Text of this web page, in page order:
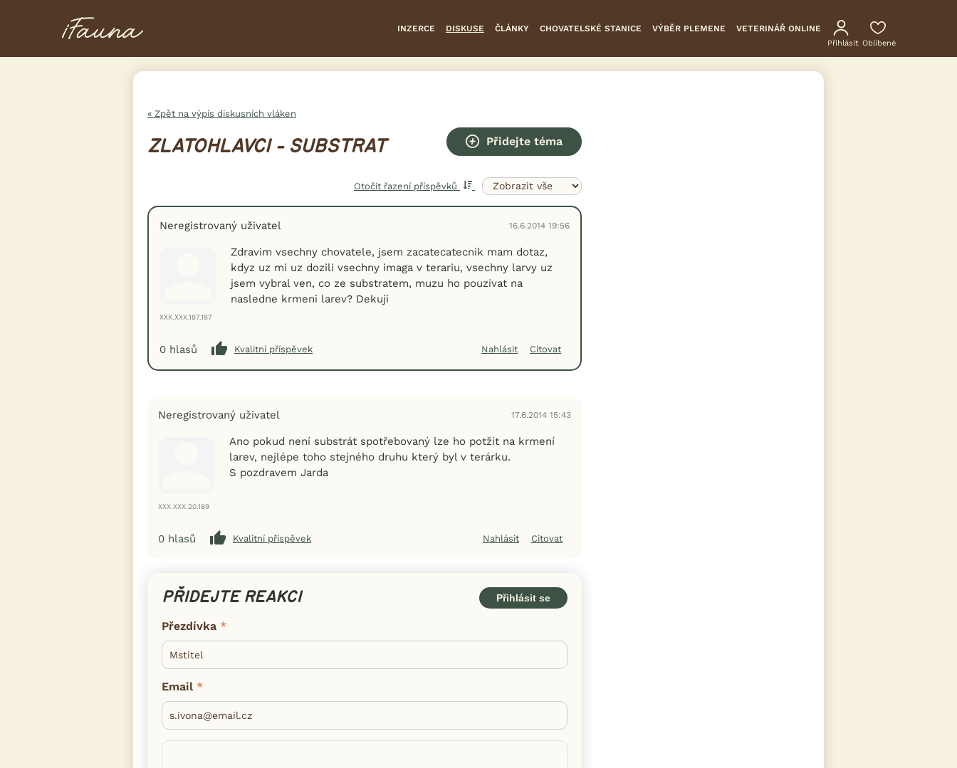
INZERCE DISKUSE ČLÁNKY CHOVATELSKÉ STANICE VÝBĚR PLEMENE VETERINÁŘ ONLINE
Přihlásit Oblíbené
« Zpět na výpis diskusních vláken
ZLATOHLAVCI - SUBSTRAT Přidejte téma
Otočit řazení příspěvků
Neregistrovaný uživatel 16.6.2014 19:56
XXX.XXX.187.187
Zdravim vsechny chovatele, jsem zacatecatecnik mam dotaz,
kdyz uz mi uz dozili vsechny imaga v terariu, vsechny larvy uz
jsem vybral ven, co ze substratem, muzu ho pouzivat na
nasledne krmeni larev? Dekuji
0 hlasů Kvalitní příspěvek Nahlásit Citovat
Neregistrovaný uživatel 17.6.2014 15:43
XXX.XXX.20.189
Ano pokud není substrát spotřebovaný lze ho potžít na krmení
larev, nejlépe toho stejného druhu který byl v terárku.
S pozdravem Jarda
0 hlasů Kvalitní příspěvek Nahlásit Citovat
PŘIDEJTE REAKCI Přihlásit se
Přezdívka
Email